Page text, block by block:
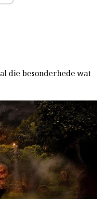
die besonderhede wat